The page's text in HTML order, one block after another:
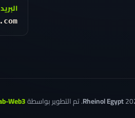
Rheinol Egypt. تم التطوير بواسطةWeb3